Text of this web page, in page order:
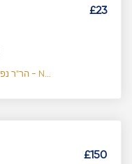
£23
הר"ר נפתלי ברמ"א שלעזינגער - N...
£150